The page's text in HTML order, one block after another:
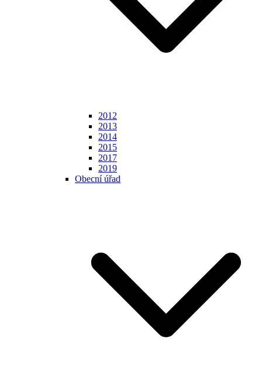
2012
2013
2014
2015
2017
2019
Obecní úřad